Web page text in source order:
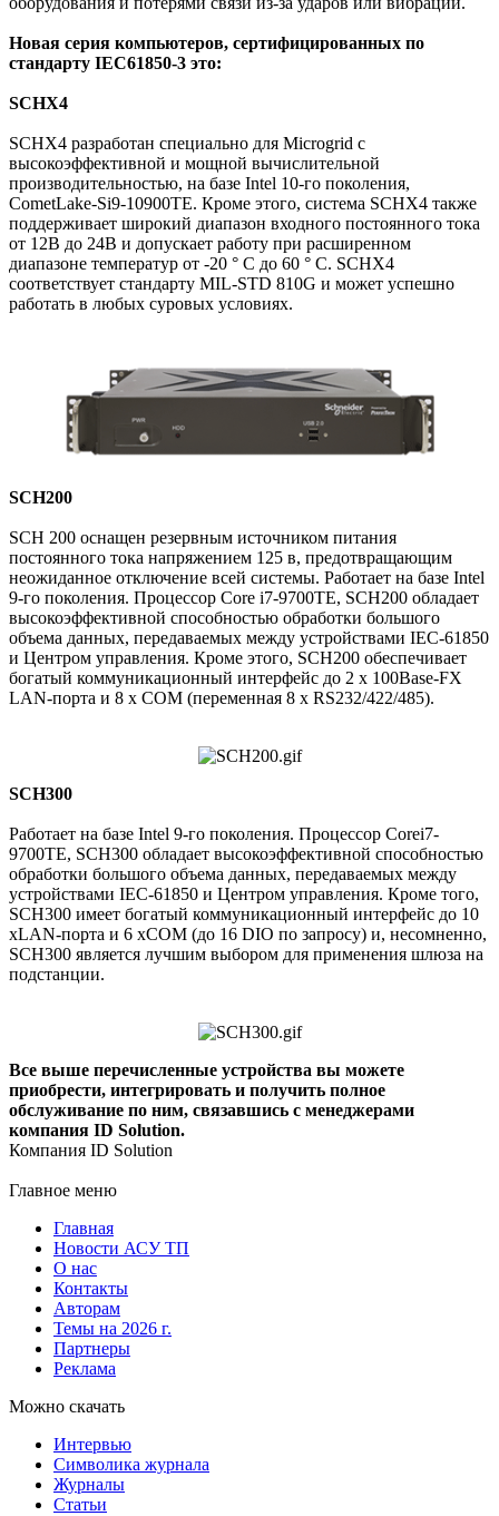
Новая серия компьютеров, сертифицированных по
стандарту IEC61850-3 это:
SCHX4
SCHX4 разработан специально для Microgrid с
высокоэффективной и мощной вычислительной
производительностью, на базе Intel 10-го поколения,
CometLake-Si9-10900TE. Кроме этого, система SCHX4 также
поддерживает широкий диапазон входного постоянного тока
от 12В до 24В и допускает работу при расширенном
диапазоне температур от -20 ° C до 60 ° C. SCHX4
соответствует стандарту MIL-STD 810G и может успешно
работать в любых суровых условиях.
SCH200
SCH 200 оснащен резервным источником питания
постоянного тока напряжением 125 в, предотвращающим
неожиданное отключение всей системы. Работает на базе Intel
9-го поколения. Процессор Core i7-9700TE, SCH200 обладает
высокоэффективной способностью обработки большого
объема данных, передаваемых между устройствами IEC-61850
и Центром управления. Кроме этого, SCH200 обеспечивает
богатый коммуникационный интерфейс до 2 x 100Base-FX
LAN-порта и 8 x COM (переменная 8 x RS232/422/485).
SCH300
Работает на базе Intel 9-го поколения. Процессор Corei7-
9700TE, SCH300 обладает высокоэффективной способностью
обработки большого объема данных, передаваемых между
устройствами IEC-61850 и Центром управления. Кроме того,
SCH300 имеет богатый коммуникационный интерфейс до 10
xLAN-порта и 6 xCOM (до 16 DIO по запросу) и, несомненно,
SCH300 является лучшим выбором для применения шлюза на
подстанции.
Все выше перечисленные устройства вы можете
приобрести, интегрировать и получить полное
обслуживание по ним, связавшись с менеджерами
компания ID Solution.
Компания ID Solution
Главное меню
Главная
Новости АСУ ТП
О нас
Контакты
Авторам
Темы на 2026 г.
Партнеры
Реклама
Можно скачать
Интервью
Символика журнала
Журналы
Статьи